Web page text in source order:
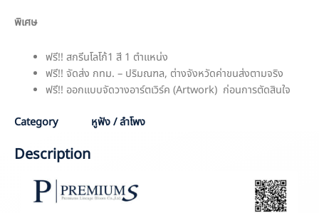
พิเศษ
ฟรี!! สกรีนโลโก้1 สี 1 ตำแหน่ง
ฟรี!! จัดส่ง กทม. – ปริมณฑล, ต่างจังหวัดค่าขนส่งตามจริง
ฟรี!! ออกแบบจัดวางอาร์ตเวิร์ค (Artwork) ก่อนการตัดสินใจ
Category หูฟัง / ลำโพง
Description